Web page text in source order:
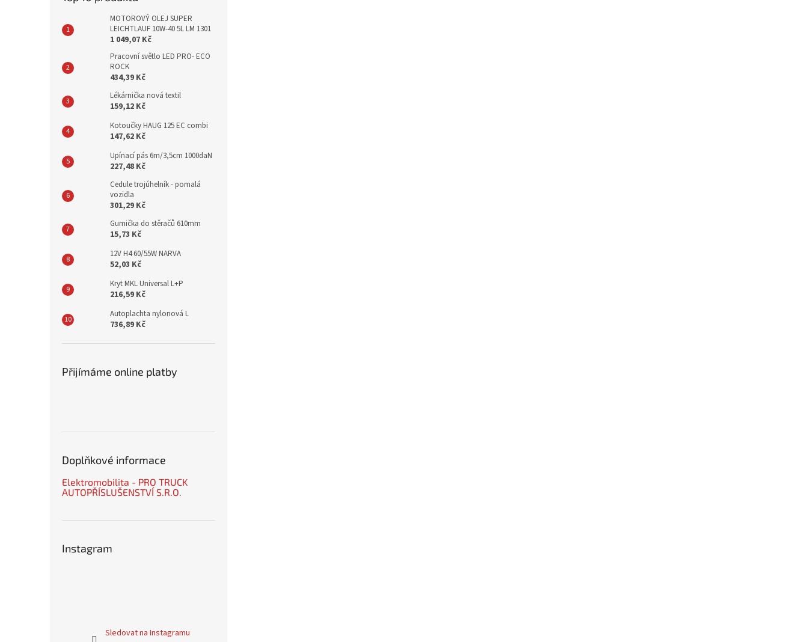
MOTOROVÝ OLEJ SUPER
LEICHTLAUF 10W-40 5L LM 1301
1 049,07 Kč
Pracovní světlo LED PRO- ECO
ROCK
434,39 Kč
Lékárnička nová textil
159,12 Kč
Kotoučky HAUG 125 EC combi
147,62 Kč
Upínací pás 6m/3,5cm 1000daN
227,48 Kč
Cedule trojúhelník - pomalá
vozidla
301,29 Kč
Gumička do stěračů 610mm
15,73 Kč
12V H4 60/55W NARVA
52,03 Kč
Kryt MKL Universal L+P
216,59 Kč
Autoplachta nylonová L
736,89 Kč
Přijímáme online platby
Doplňkové informace
Elektromobilita - PRO TRUCK
AUTOPŘÍSLUŠENSTVÍ S.R.O.
Instagram
Sledovat na Instagramu